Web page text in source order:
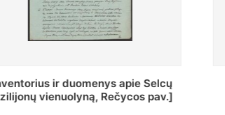
Połockiey Uniackiey
Dyecezyi..."